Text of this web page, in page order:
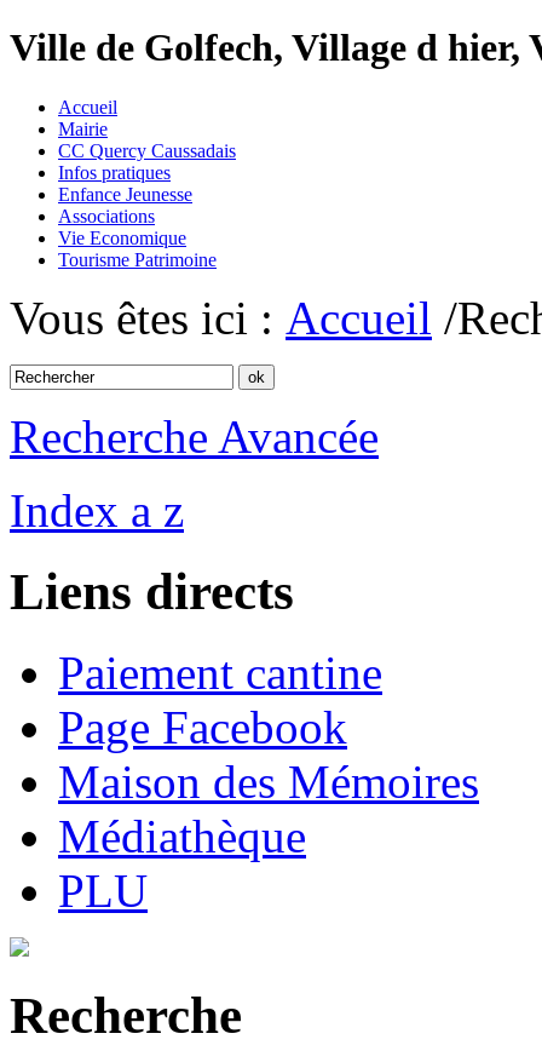
Ville de Golfech, Village d
Accueil
Mairie
CC Quercy Caussadais
Infos pratiques
Enfance Jeunesse
Associations
Vie Economique
Tourisme Patrimoine
Vous êtes ici : Accueil /
Recherche Avancée
Index a z
Liens directs
Paiement cantine
Page Facebook
Maison des Mémoires
Médiathèque
PLU
Recherche